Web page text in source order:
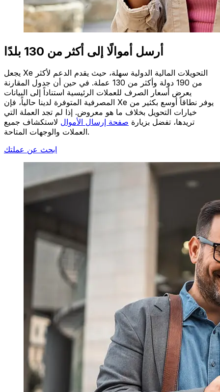
أرسل أموالًا إلى أكثر من 130 بلدًا
يجعل Xe التحويلات المالية الدولية سهلة، حيث يقدم الدعم لأكثر
من 190 دولة وأكثر من 130 عملة. في حين أن جدول المقارنة
يعرض أسعار الصرف للعملات الرئيسية استناداً إلى البيانات
المصرفية المتوفرة لدينا حالياً، فإن Xe يوفر نطاقاً أوسع بكثير من
خيارات التحويل بخلاف ما هو معروض. إذا لم تجد العملة التي
تريدها، تفضل بزيارة صفحة إرسال الأموال لاستكشاف جميع
العملات والوجهات المتاحة.
ابحث عن عملتك